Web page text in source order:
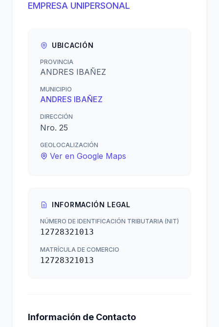
EMPRESA UNIPERSONAL
UBICACIÓN
PROVINCIA
ANDRES IBAÑEZ
MUNICIPIO
ANDRES IBAÑEZ
DIRECCIÓN
Nro. 25
GEOLOCALIZACIÓN
Ver en Google Maps
INFORMACIÓN LEGAL
NÚMERO DE IDENTIFICACIÓN TRIBUTARIA (NIT)
12728321013
MATRÍCULA DE COMERCIO
12728321013
Información de Contacto